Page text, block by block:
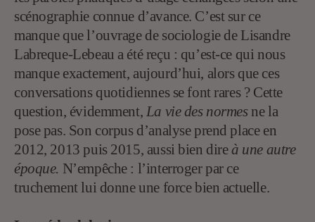
scénographie connue d’avance. C’est sur ce
manque que l’ouvrage de sociologie de Lisandre
Labreque-Lebeau a été reçu : qu’est-ce qui nous
manque exactement, aujourd’hui, alors que ces
conversations quotidiennes se font rares ? Cette
question, évidemment, La vie des normesne la
pose pas. Son corpus d’analyse prend place en
2012, 2013 puis 2015, aussi bien direà une autre
époque. N’empêche : l’interroger par ce
truchement lui donne une force bien actuelle.